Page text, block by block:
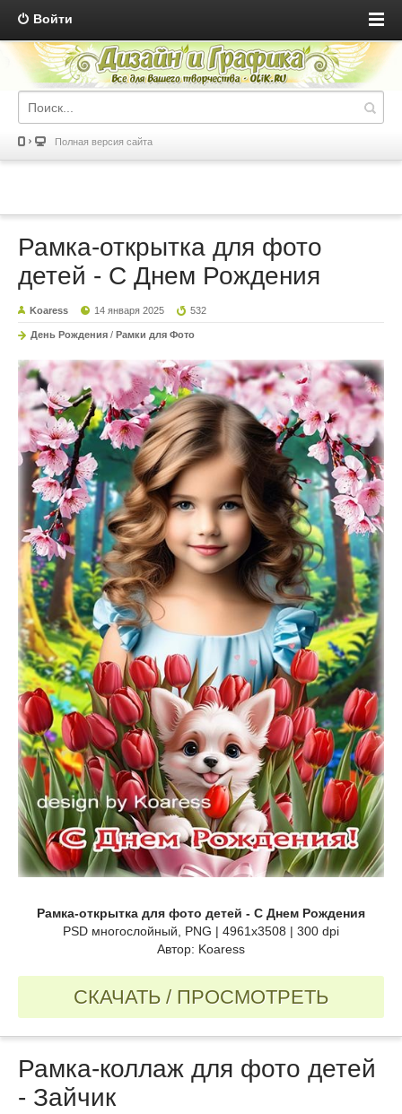
Войти
Полная версия сайта
Рамка-открытка для фото
детей - С Днем Рождения
Koaress 14 января 2025 532
День Рождения / Рамки для Фото
Рамка-открытка для фото детей - С Днем Рождения
PSD многослойный, PNG | 4961x3508 | 300 dpi
Автор: Koaress
СКАЧАТЬ / ПРОСМОТРЕТЬ
Рамка-коллаж для фото детей
- Зайчик